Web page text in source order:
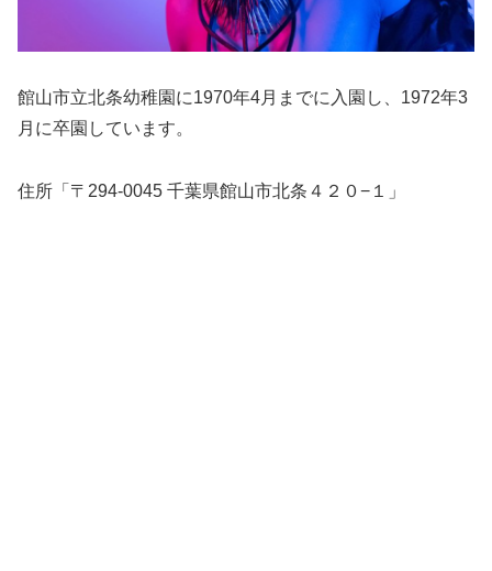
館山市立北条幼稚園に1970年4月までに入園し、1972年3
月に卒園しています。
住所「〒294-0045 千葉県館山市北条４２０−１」